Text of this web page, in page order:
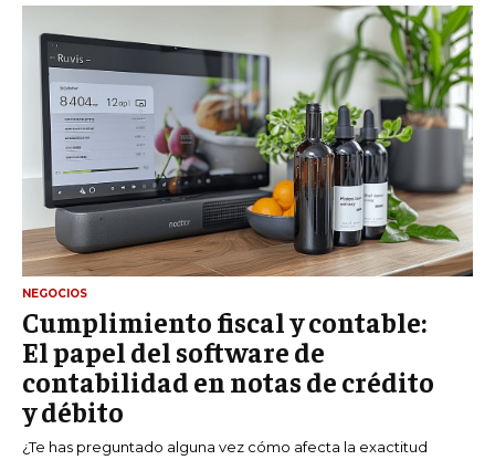
NEGOCIOS
Cumplimiento fiscal y contable:
El papel del software de
contabilidad en notas de crédito
y débito
¿Te has preguntado alguna vez cómo afecta la exactitud